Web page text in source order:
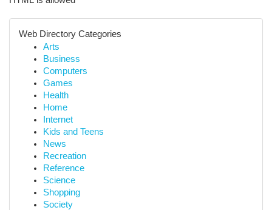
Web Directory Categories
Arts
Business
Computers
Games
Health
Home
Internet
Kids and Teens
News
Recreation
Reference
Science
Shopping
Society